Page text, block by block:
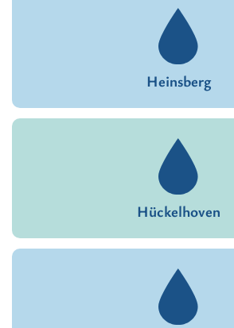
Heinsberg
Hückelhoven